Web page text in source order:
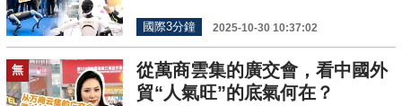
國際3分鐘 2025-10-30 10:37:02
無
從萬商雲集的廣交會，看中國外
貿“人氣旺”的底氣何在？